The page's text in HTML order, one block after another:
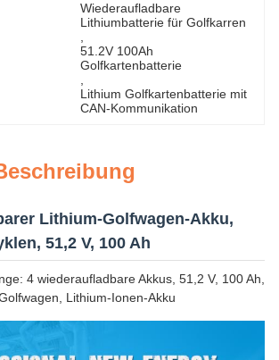
Wiederaufladbare
Lithiumbatterie für Golfkarren
51.2V 100Ah
Golfkartenbatterie
Lithium Golfkartenbatterie mit
CAN-Kommunikation
Lithium-Golfwagen-Akku,
51,2 V, 100 Ah
4 wiederaufladbare Akkus, 51,2 V, 100 Ah,
Lithium-Ionen-Akku